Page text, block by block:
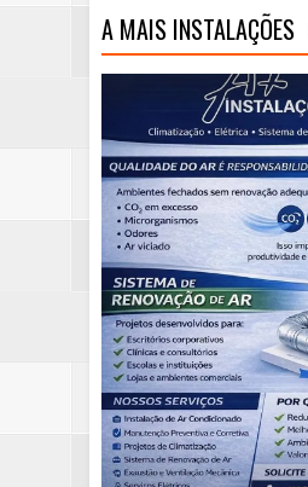
A MAIS INSTALAÇÕES